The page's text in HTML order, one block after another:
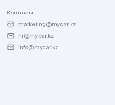
Контакты
marketing@mycar.kz
hr@mycar.kz
info@mycar.kz